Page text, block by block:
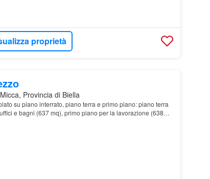
proprietà
Provincia di Biella
su piano interrato, piano terra e primo piano: piano terra
e bagni (637 mq), primo piano per la lavorazione (638